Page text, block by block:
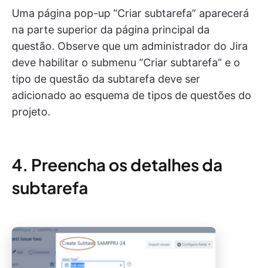
Uma página pop-up “Criar subtarefa” aparecerá
na parte superior da página principal da
questão. Observe que um administrador do Jira
deve habilitar o submenu “Criar subtarefa” e o
tipo de questão da subtarefa deve ser
adicionado ao esquema de tipos de questões do
projeto.
4. Preencha os detalhes da
subtarefa